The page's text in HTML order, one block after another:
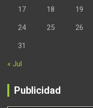
17 18 19
24 25 26
31
« Jul
Publicidad